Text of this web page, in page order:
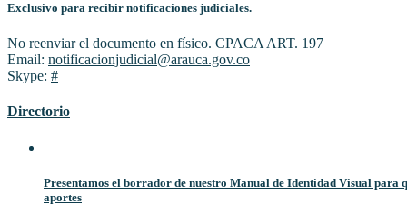
Exclusivo para recibir notificaciones judiciales.
No reenviar el documento en físico. CPACA ART. 197
Email: notificacionjudicial@arauca.gov.co
Skype: #
Directorio
Presentamos el borrador de nuestro Manual de Identidad Visual para
aportes